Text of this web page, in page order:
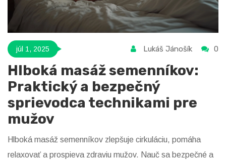
júl 1, 2025 Lukáš Jánošík 0
Hlboká masáž semenníkov:
Praktický a bezpečný
sprievodca technikami pre
mužov
Hlboká masáž semenníkov zlepšuje cirkuláciu, pomáha
relaxovať a prospieva zdraviu mužov. Nauč sa bezpečné a